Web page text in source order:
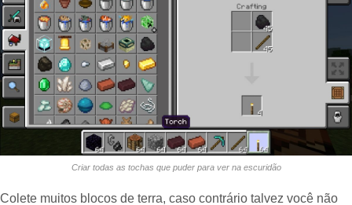
Criar todas as tochas que puder para ver na escuridão
Colete muitos blocos de terra, caso contrário talvez você não